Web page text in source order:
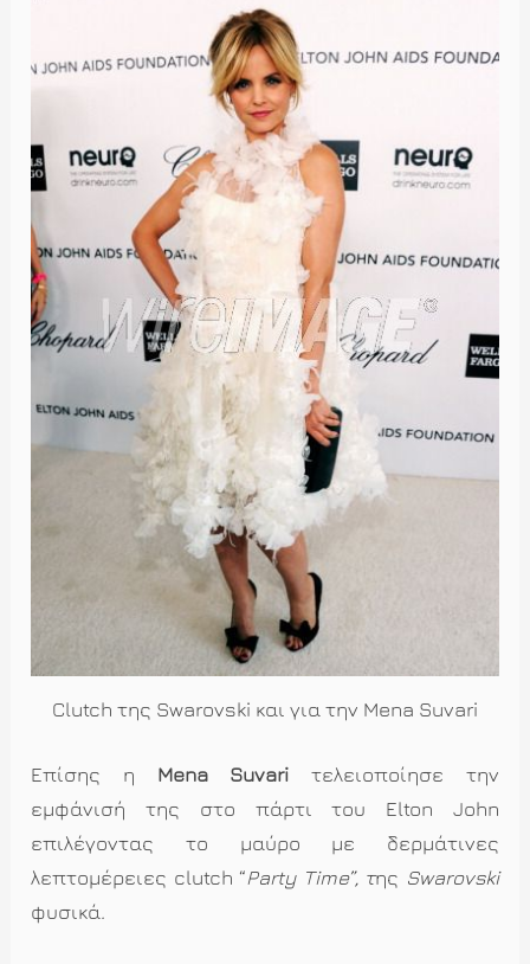
Clutch της Swarovski και για την Mena Suvari
Επίσης η Mena Suvari
τελειοποίησε την
εμφάνισή της στο πάρτι του Elton John
επιλέγοντας το μαύρο με δερμάτινες
λεπτομέρειες clutch “Party Time”, της Swarovski
φυσικά.